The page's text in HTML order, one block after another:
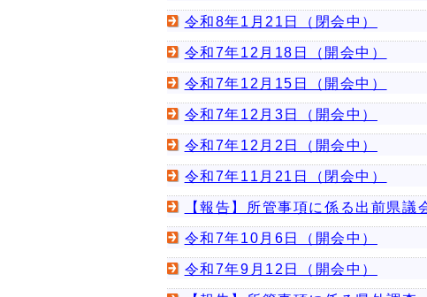
令和8年1月21日（閉会中）
令和7年12月18日（開会中）
令和7年12月15日（開会中）
令和7年12月3日（開会中）
令和7年12月2日（開会中）
令和7年11月21日（閉会中）
【報告】所管事項に係る出前県議
令和7年10月6日（開会中）
令和7年9月12日（開会中）